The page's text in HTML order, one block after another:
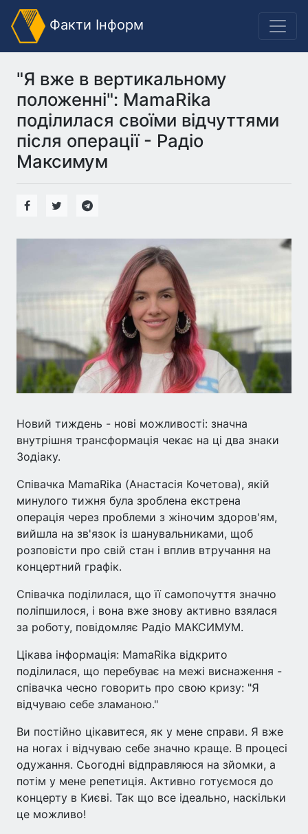
Факти Інформ
"Я вже в вертикальному
положенні": MamaRika
поділилася своїми відчуттями
після операції - Радіо
Максимум
Новий тиждень - нові можливості: значна
внутрішня трансформація чекає на ці два знаки
Зодіаку.
Співачка MamaRika (Анастасія Кочетова), якій
минулого тижня була зроблена екстрена
операція через проблеми з жіночим здоров'ям,
вийшла на зв'язок із шанувальниками, щоб
розповісти про свій стан і вплив втручання на
концертний графік.
Співачка поділилася, що її самопочуття значно
поліпшилося, і вона вже знову активно взялася
за роботу, повідомляє Радіо МАКСИМУМ.
Цікава інформація: MamaRika відкрито
поділилася, що перебуває на межі виснаження -
співачка чесно говорить про свою кризу: "Я
відчуваю себе зламаною."
Ви постійно цікавитеся, як у мене справи. Я вже
на ногах і відчуваю себе значно краще. В процесі
одужання. Сьогодні відправляюся на зйомки, а
потім у мене репетиція. Активно готуємося до
концерту в Києві. Так що все ідеально, наскільки
це можливо!